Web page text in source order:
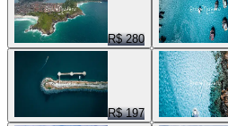
R$ 280
R$ 197